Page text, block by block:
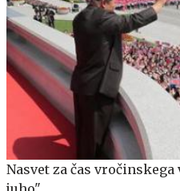
Nasvet za čas vročinskega